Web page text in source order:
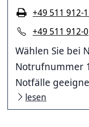
+49 511 912-0
+49 511 912-
Wählen Sie bei
Notrufnummer
Notfälle
lesen